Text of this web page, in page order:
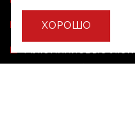
Рассчитать люк
ХОРОШО